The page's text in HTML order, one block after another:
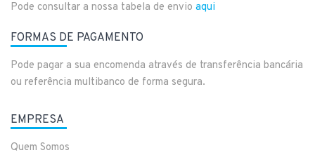
Pode consultar a nossa tabela de envio aqui
FORMAS DE PAGAMENTO
Pode pagar a sua encomenda através de transferência bancária
ou referência multibanco de forma segura.
EMPRESA
Quem Somos